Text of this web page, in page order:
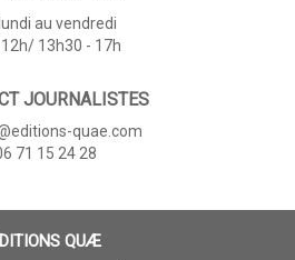
au vendredi
13h30 - 17h
JOURNALISTES
quae.com
71 15 24 28
QUÆ